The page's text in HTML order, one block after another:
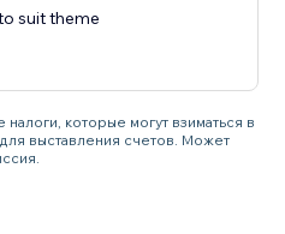
suit theme
которые могут взиматься в
выставления счетов. Может